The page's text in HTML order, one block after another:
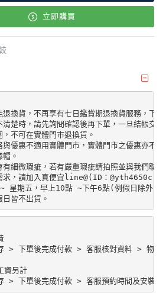
立即購買
換貨，不再享有七日鑑賞期退換貨服務，
楚時，請先詢問確認後再下單，一旦結帳交
不可在實體門市退換貨。
優惠不適用實體門市，實體門市之優惠亦不適
。
細微瑕疵，若有嚴重瑕疵請拍照並與我們聯絡
求，請加入真便宜line@(ID：@yth4650c)。
星期五，早上10點 ~下午6點(例假日除外)。
> 下單後完成付款 > 客服核對資料 > 物流
資另計